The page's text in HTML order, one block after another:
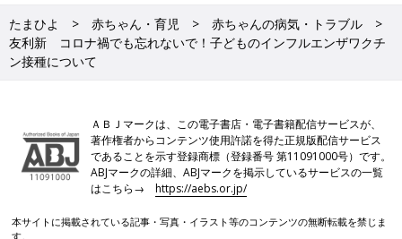
たまひよ 赤ちゃん・育児
赤ちゃんの病気・トラブル
友利新 コロナ禍でも忘れないで！子どものインフルエンザワクチ
ン接種について
ＡＢＪマークは、この電子書店・電子書籍配信サービスが、
著作権者からコンテンツ使用許諾を得た正規版配信サービス
であることを示す登録商標（登録番号 第11091000号）です。
ABJマークの詳細、ABJマークを掲示しているサービスの一覧
はこちら→https://aebs.or.jp/
本サイトに掲載されている記事・写真・イラスト等のコンテンツの無断転載を禁じま
す。